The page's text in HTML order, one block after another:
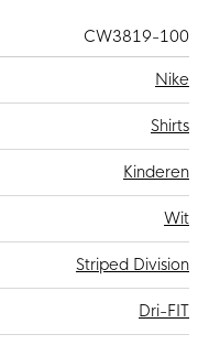
CW3819-100
Nike
Shirts
Kinderen
Wit
Striped Division
Dri-FIT